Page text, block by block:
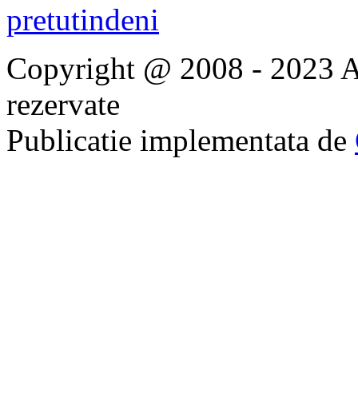
Copyright @ 2008 - 2023
rezervate
Publicatie implementata de